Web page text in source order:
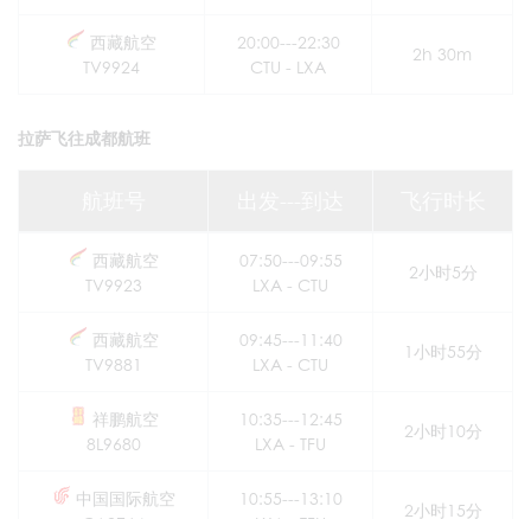
西藏航空
TV9924
20:00---22:30
CTU - LXA
2h 30m
拉萨飞往成都航班
西藏航空
TV9923
07:50---09:55
LXA - CTU
2小时5分
西藏航空
TV9881
09:45---11:40
LXA - CTU
1小时55分
祥鹏航空
8L9680
10:35---12:45
LXA - TFU
2小时10分
中国国际航空
10:55---13:10
2小时15分